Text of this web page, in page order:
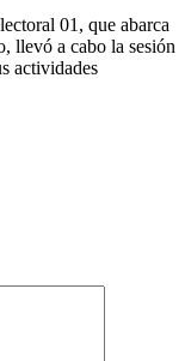
01, que abarca
llevó a cabo la sesión
actividades